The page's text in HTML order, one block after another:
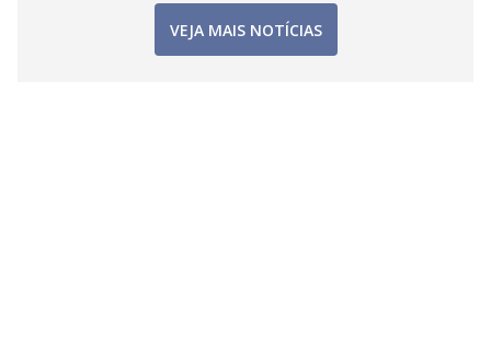
VEJA MAIS NOTÍCIAS